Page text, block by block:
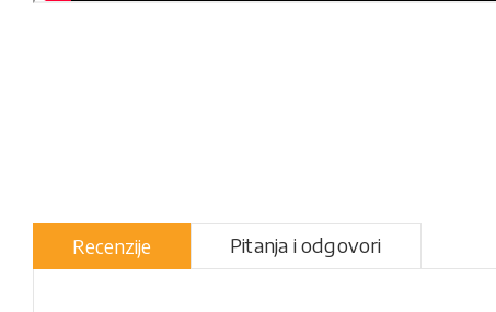
Recenzije Pitanja i odgovori